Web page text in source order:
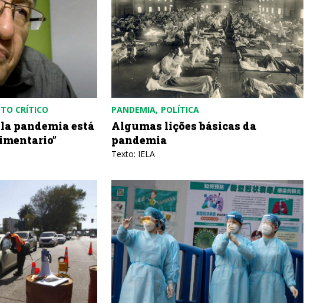
CRÍTICO
pandemia está
PANDEMIA POLÍTICA
Algumas lições básicas da
pandemia
Texto: IELA